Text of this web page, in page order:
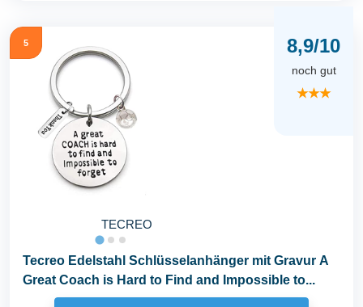
5
TECREO
8,9/10
noch gut
★★★
Tecreo Edelstahl Schlüsselanhänger mit Gravur A
Great Coach is Hard to Find and Impossible to...